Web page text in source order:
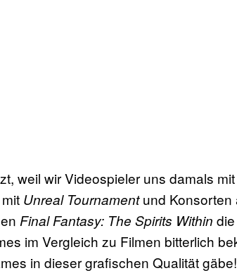
weil wir Videospieler uns damals
Unreal Tournamentund
Final Fantasy: The Spirits Within
im Vergleich zu Filmen bitterlich
in dieser grafischen Qualität gäbe!